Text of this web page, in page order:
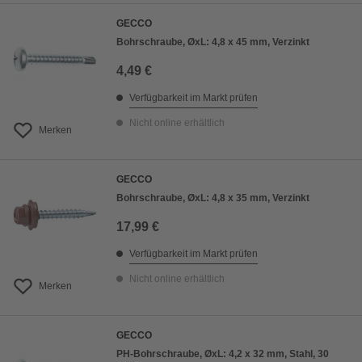
Merken
GECCO
Bohrschraube, ØxL: 4,8 x 45 mm, Verzinkt
4,49 €
Verfügbarkeit im Markt prüfen
Nicht online erhältlich
Merken
GECCO
Bohrschraube, ØxL: 4,8 x 35 mm, Verzinkt
17,99 €
Verfügbarkeit im Markt prüfen
Nicht online erhältlich
GECCO
PH-Bohrschraube, ØxL: 4,2 x 32 mm, Stahl, 30